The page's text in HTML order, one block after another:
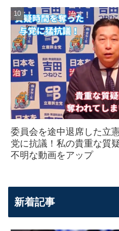
委員会を途中退席した立
党に抗議！私の貴重な質
不明な動画をアップ
新着記事